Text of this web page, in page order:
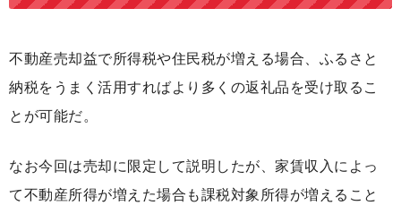
不動産売却益で所得税や住民税が増える場合、ふるさと
納税をうまく活用すればより多くの返礼品を受け取るこ
とが可能だ。
なお今回は売却に限定して説明したが、家賃収入によっ
て不動産所得が増えた場合も課税対象所得が増えること